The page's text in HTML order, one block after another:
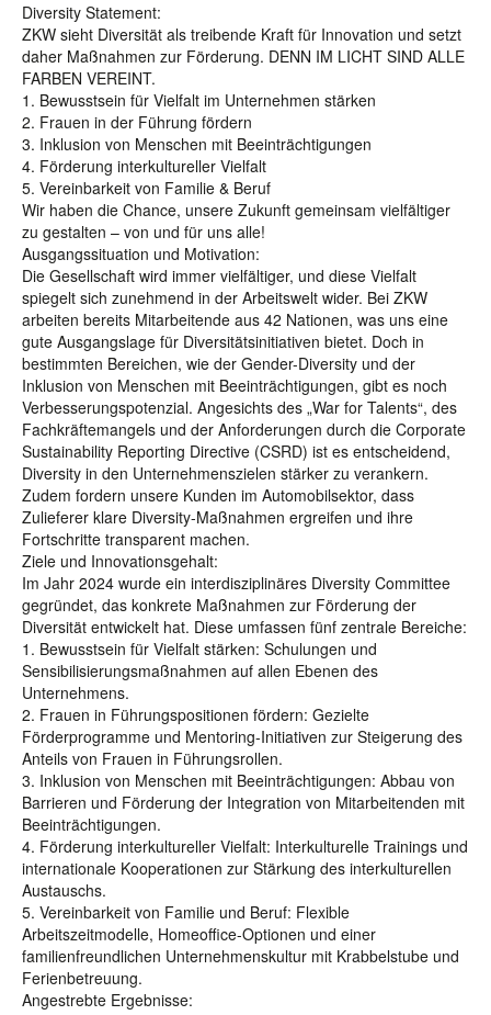
Diversity Statement:
ZKW sieht Diversität als treibende Kraft für Innovation und setzt
daher Maßnahmen zur Förderung. DENN IM LICHT SIND ALLE
FARBEN VEREINT.
1. Bewusstsein für Vielfalt im Unternehmen stärken
2. Frauen in der Führung fördern
3. Inklusion von Menschen mit Beeinträchtigungen
4. Förderung interkultureller Vielfalt
5. Vereinbarkeit von Familie & Beruf
Wir haben die Chance, unsere Zukunft gemeinsam vielfältiger
zu gestalten – von und für uns alle!
Ausgangssituation und Motivation:
Die Gesellschaft wird immer vielfältiger, und diese Vielfalt
spiegelt sich zunehmend in der Arbeitswelt wider. Bei ZKW
arbeiten bereits Mitarbeitende aus 42 Nationen, was uns eine
gute Ausgangslage für Diversitätsinitiativen bietet. Doch in
bestimmten Bereichen, wie der Gender-Diversity und der
Inklusion von Menschen mit Beeinträchtigungen, gibt es noch
Verbesserungspotenzial. Angesichts des „War for Talents“, des
Fachkräftemangels und der Anforderungen durch die Corporate
Sustainability Reporting Directive (CSRD) ist es entscheidend,
Diversity in den Unternehmenszielen stärker zu verankern.
Zudem fordern unsere Kunden im Automobilsektor, dass
Zulieferer klare Diversity-Maßnahmen ergreifen und ihre
Fortschritte transparent machen.
Ziele und Innovationsgehalt:
Im Jahr 2024 wurde ein interdisziplinäres Diversity Committee
gegründet, das konkrete Maßnahmen zur Förderung der
Diversität entwickelt hat. Diese umfassen fünf zentrale Bereiche:
1. Bewusstsein für Vielfalt stärken: Schulungen und
Sensibilisierungsmaßnahmen auf allen Ebenen des
Unternehmens.
2. Frauen in Führungspositionen fördern: Gezielte
Förderprogramme und Mentoring-Initiativen zur Steigerung des
Anteils von Frauen in Führungsrollen.
3. Inklusion von Menschen mit Beeinträchtigungen: Abbau von
Barrieren und Förderung der Integration von Mitarbeitenden mit
Beeinträchtigungen.
4. Förderung interkultureller Vielfalt: Interkulturelle Trainings und
internationale Kooperationen zur Stärkung des interkulturellen
Austauschs.
5. Vereinbarkeit von Familie und Beruf: Flexible
Arbeitszeitmodelle, Homeoffice-Optionen und einer
familienfreundlichen Unternehmenskultur mit Krabbelstube und
Ferienbetreuung.
Angestrebte Ergebnisse: